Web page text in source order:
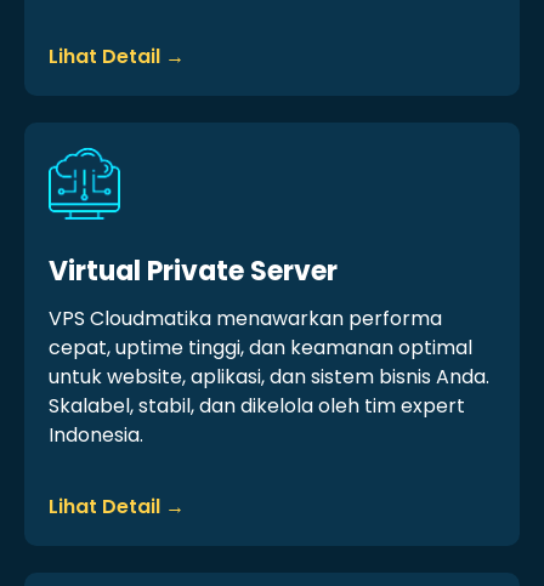
Lihat Detail →
Virtual Private Server
VPS Cloudmatika menawarkan performa
cepat, uptime tinggi, dan keamanan optimal
untuk website, aplikasi, dan sistem bisnis Anda.
Skalabel, stabil, dan dikelola oleh tim expert
Indonesia.
Lihat Detail →